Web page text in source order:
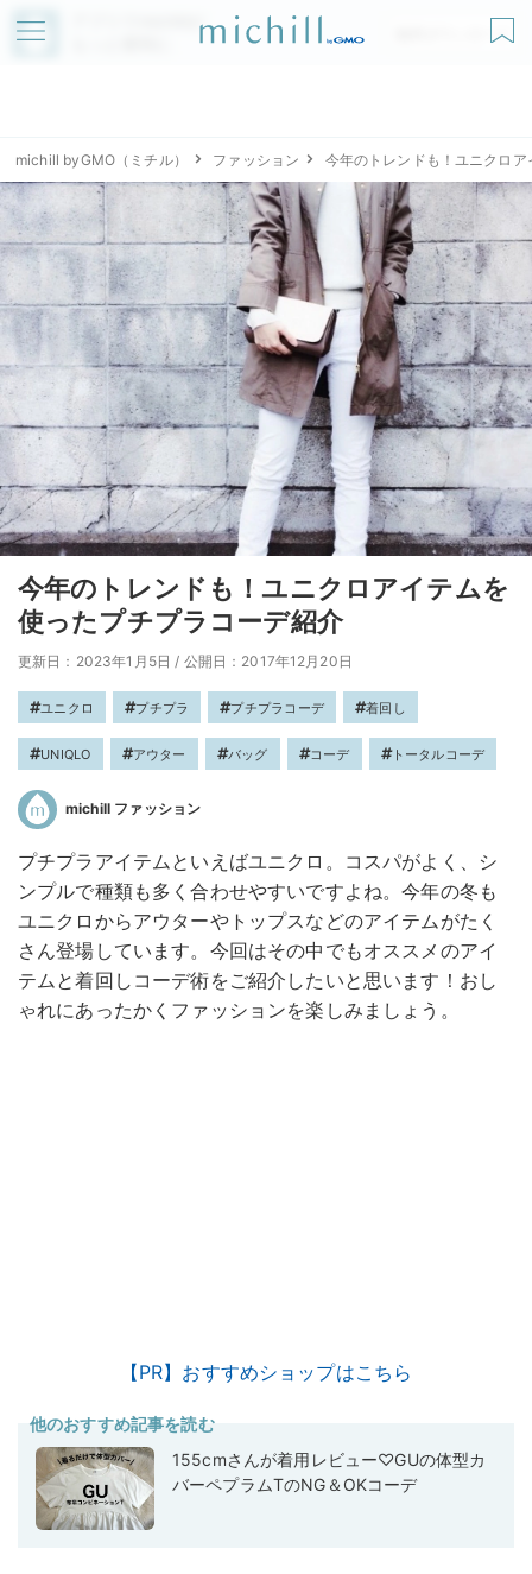
アプリでmichillが
無料ダウンロード
michill byGMO（ミチル） ファッション 今年のトレンドも！ユニクロ
今年のトレンドも！ユニクロアイテムを
使ったプチプラコーデ紹介
更新日：2023年1月5日 / 公開日：2017年12月20日
ユニクロ プチプラ プチプラコーデ 着回し
UNIQLO アウター バッグ コーデ トータルコーデ
michill ファッション
プチプラアイテムといえばユニクロ。コスパがよく、シ
ンプルで種類も多く合わせやすいですよね。今年の冬も
ユニクロからアウターやトップスなどのアイテムがたく
さん登場しています。今回はその中でもオススメのアイ
テムと着回しコーデ術をご紹介したいと思います！おし
ゃれにあったかくファッションを楽しみましょう。
【PR】おすすめショップはこちら
他のおすすめ記事を読む
155cmさんが着用レビュー♡GUの体型カ
バーペプラムTのNG＆OKコーデ